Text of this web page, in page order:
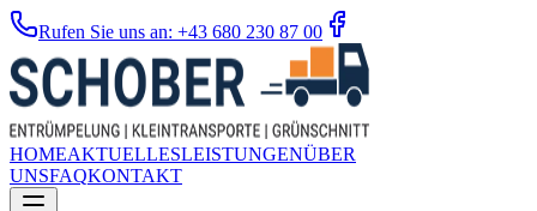
Rufen Sie uns an: +43 680 230 87 00
HOMEAKTUELLESLEISTUNGENÜBER
UNSFAQKONTAKT